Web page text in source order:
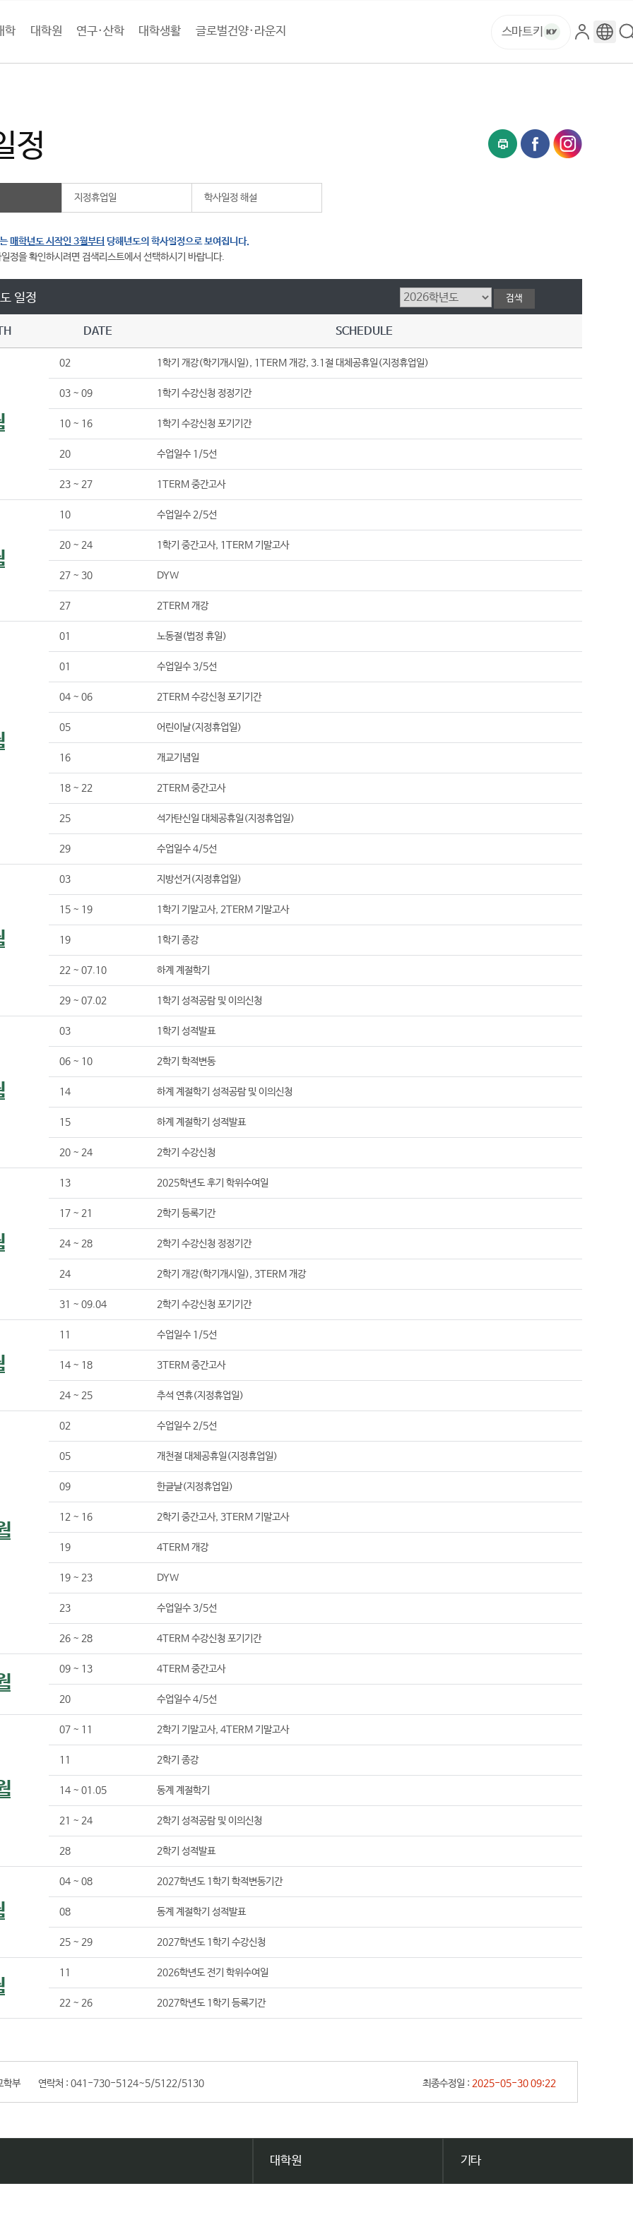
학 대학원 연구·산학 대학생활 글로벌건양·라운지 스마트키
로
구
정
지정휴업일 학사일정 해설
매학년도 시작인 3월부터 당해년도의 학사일정으로 보여집니다.
정을 확인하시려면 검색리스트에서 선택하시기 바랍니다.
일정
DATE SCHEDULE
02 1학기 개강(학기개시일), 1TERM 개강, 3.1절 대체공휴일(지정휴업일)
03 ~ 09 1학기 수강신청 정정기간
10 ~ 16 1학기 수강신청 포기기간
20 수업일수 1/5선
23 ~ 27 1TERM 중간고사
10 수업일수 2/5선
20 ~ 24 1학기 중간고사, 1TERM 기말고사
27 ~ 30 DYW
27 2TERM 개강
01 노동절(법정 휴일)
01 수업일수 3/5선
04 ~ 06 2TERM 수강신청 포기기간
05 어린이날(지정휴업일)
16 개교기념일
18 ~ 22 2TERM 중간고사
25 석가탄신일 대체공휴일(지정휴업일)
29 수업일수 4/5선
03 지방선거(지정휴업일)
15 ~ 19 1학기 기말고사, 2TERM 기말고사
19 1학기 종강
22 ~ 07.10 하계 계절학기
29 ~ 07.02 1학기 성적공람 및 이의신청
03 1학기 성적발표
06 ~ 10 2학기 학적변동
14 하계 계절학기 성적공람 및 이의신청
15 하계 계절학기 성적발표
20 ~ 24 2학기 수강신청
13 2025학년도 후기 학위수여일
17 ~ 21 2학기 등록기간
24 ~ 28 2학기 수강신청 정정기간
24 2학기 개강(학기개시일), 3TERM 개강
31 ~ 09.04 2학기 수강신청 포기기간
11 수업일수 1/5선
14 ~ 18 3TERM 중간고사
24 ~ 25 추석 연휴(지정휴업일)
02 수업일수 2/5선
05 개천절 대체공휴일(지정휴업일)
09 한글날(지정휴업일)
12 ~ 16 2학기 중간고사, 3TERM 기말고사
19 4TERM 개강
19 ~ 23 DYW
23 수업일수 3/5선
26 ~ 28 4TERM 수강신청 포기기간
09 ~ 13 4TERM 중간고사
20 수업일수 4/5선
07 ~ 11 2학기 기말고사, 4TERM 기말고사
11 2학기 종강
14 ~ 01.05 동계 계절학기
21 ~ 24 2학기 성적공람 및 이의신청
28 2학기 성적발표
04 ~ 08 2027학년도 1학기 학적변동기간
08 동계 계절학기 성적발표
25 ~ 29 2027학년도 1학기 수강신청
11 2026학년도 전기 학위수여일
22 ~ 26 2027학년도 1학기 등록기간
학부 연락처 : 041-730-5124~5/5122/5130 최종수정일 : 2025-05-30 09:22
대학원 기타